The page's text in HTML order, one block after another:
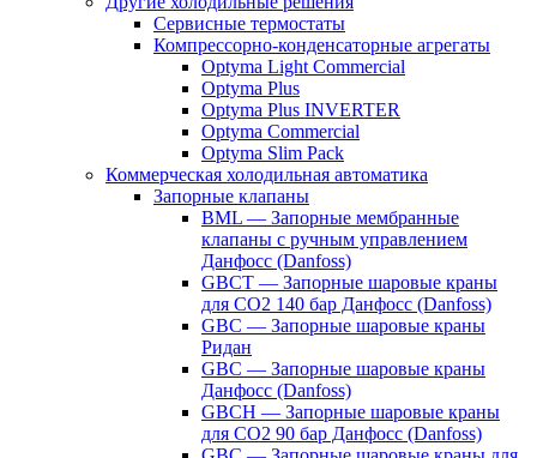
Сервисные термостаты
Компрессорно-конденсаторные агрегаты
Optyma Light Commercial
Optyma Plus
Optyma Plus INVERTER
Optyma Commercial
Optyma Slim Pack
Коммерческая холодильная автоматика
Запорные клапаны
BML — Запорные мембранные
клапаны с ручным управлением
Данфосс (Danfoss)
GBCT — Запорные шаровые краны
для CO2 140 бар Данфосс (Danfoss)
GBC — Запорные шаровые краны
Ридан
GBC — Запорные шаровые краны
Данфосс (Danfoss)
GBCH — Запорные шаровые краны
для CO2 90 бар Данфосс (Danfoss)